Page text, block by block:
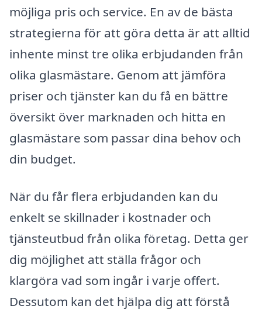
möjliga pris och service. En av de bästa
strategierna för att göra detta är att alltid
in­hente minst tre olika erbjudanden från
olika glasmästare. Genom att jämföra
priser och tjänster kan du få en bättre
översikt över marknaden och hitta en
glasmästare som passar dina behov och
din budget.
När du får flera erbjudanden kan du
enkelt se skillnader i kostnader och
tjänsteutbud från olika företag. Detta ger
dig möjlighet att ställa frågor och
klargöra vad som ingår i varje offert.
Dessutom kan det hjälpa dig att förstå